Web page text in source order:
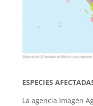
ESPECIES
La agencia Imagen